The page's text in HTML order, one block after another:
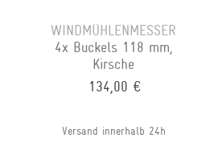
WINDMÜHLENMESSER
4x Buckels 118 mm,
Kirsche
134,00 €
Versand innerhalb 24h